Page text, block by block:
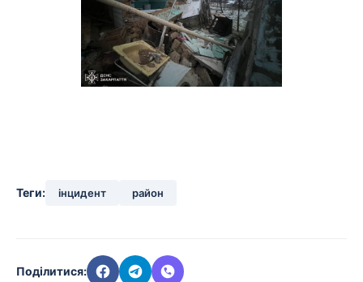
Теги: інцидент район
Поділитися: